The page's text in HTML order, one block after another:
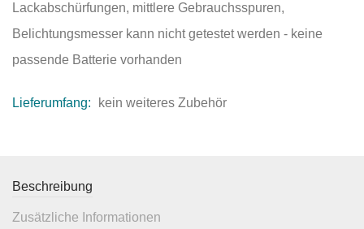
Lackabschürfungen, mittlere Gebrauchsspuren,
Belichtungsmesser kann nicht getestet werden - keine
passende Batterie vorhanden
Lieferumfang: kein weiteres Zubehör
Beschreibung
Zusätzliche Informationen